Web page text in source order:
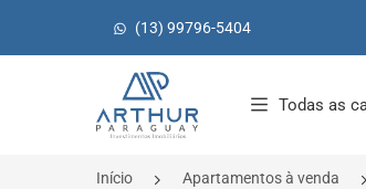
(13) 99796-5404
Página inicial
Todas as
Início Apartamentos à venda